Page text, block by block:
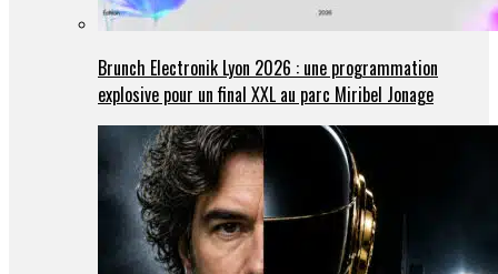
Brunch Electronik Lyon 2026 : une programmation
explosive pour un final XXL au parc Miribel Jonage